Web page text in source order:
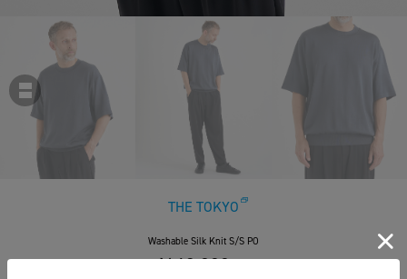
THE TOKYO
Washable Silk Knit S/S PO
￥42,900